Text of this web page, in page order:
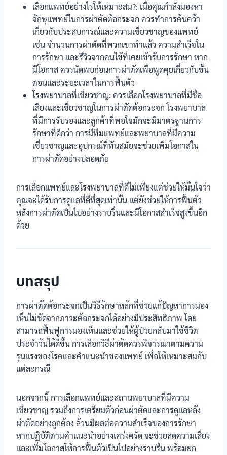
เลือกแพทย์อย่างไรให้เหมาะสม?: เมื่อคุณกำลังมองหา
จักษุแพทย์ในการผ่าตัดต้อกระจก ควรทำการค้นคว้า
เกี่ยวกับประสบการณ์และความเชี่ยวชาญของแพทย์
เช่น จำนวนการผ่าตัดที่พวกเขาทำแล้ว ความสำเร็จใน
การรักษา และรีวิวจากคนไข้ที่เคยเข้ารับการรักษา หาก
มีโอกาส ควรนัดพบก่อนการผ่าตัดเพื่อพูดคุยเกี่ยวกับขั้น
ตอนและระยะเวลาในการฟื้นตัว
โรงพยาบาลที่เชี่ยวชาญ: ควรเลือกโรงพยาบาลที่มีชื่อ
เสียงและเชี่ยวชาญในการผ่าตัดต้อกระจก โรงพยาบาล
ที่มีการรับรองและลูกค้าที่พอใจมักจะมีมาตรฐานการ
รักษาที่ดีกว่า การมีทีมแพทย์และพยาบาลที่มีความ
เชี่ยวชาญและอุปกรณ์ที่ทันสมัยจะช่วยเพิ่มโอกาสใน
การผ่าตัดอย่างปลอดภัย
การเลือกแพทย์และโรงพยาบาลที่ดีไม่เพียงแต่ช่วยให้มั่นใจว่า
คุณจะได้รับการดูแลที่ดีที่สุดเท่านั้น แต่ยังช่วยให้การฟื้นตัว
หลังการผ่าตัดเป็นไปอย่างราบรื่นและมีโอกาสสำเร็จสูงขึ้นอีก
ด้วย
บทสรุป
การผ่าตัดต้อกระจกเป็นวิธีรักษาหลักที่ช่วยแก้ปัญหาการมอง
เห็นไม่ชัดจากภาวะต้อกระจกได้อย่างมีประสิทธิภาพ โดย
สามารถฟื้นฟูการมองเห็นและช่วยให้ผู้ป่วยกลับมาใช้ชีวิต
ประจำวันได้ดีขึ้น การเลือกวิธีผ่าตัดควรพิจารณาตามความ
รุนแรงของโรคและคำแนะนำของแพทย์ เพื่อให้เหมาะสมกับ
แต่ละกรณี
นอกจากนี้ การเลือกแพทย์และสถานพยาบาลที่มีความ
เชี่ยวชาญ รวมถึงการเตรียมตัวก่อนผ่าตัดและการดูแลหลัง
ผ่าตัดอย่างถูกต้อง ล้วนมีผลต่อความสำเร็จของการรักษา
หากปฏิบัติตามคำแนะนำอย่างเคร่งครัด จะช่วยลดความเสี่ยง
และเพิ่มโอกาสให้การฟื้นตัวเป็นไปอย่างราบรื่น พร้อมยก